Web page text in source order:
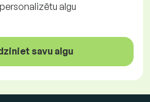
personalizētu algu
savu algu